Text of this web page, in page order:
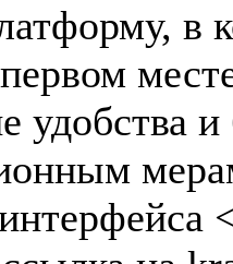
в
удобства